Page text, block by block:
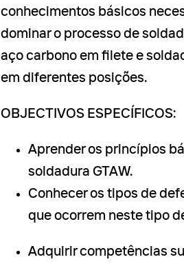
conhecimentos básicos
dominar o processo de
aço carbono em filete e
em diferentes posições.
OBJECTIVOS ESPECÍFICOS:
Aprender os princípios
soldadura GTAW.
Conhecer os tipos de
que ocorrem neste tipo
Adquirir competências